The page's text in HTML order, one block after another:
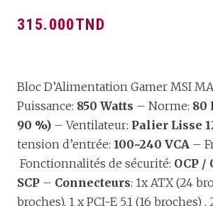
315.000TND
Bloc D’Alimentation Gamer MSI
Puissance: 850 Watts – Norme: 80
90 %) – Ventilateur: Palier Lisse
tension d’entrée: 100~240 VCA –
Fonctionnalités de sécurité: OCP /
SCP – Connecteurs: 1x ATX (24
broches), 1 x PCI-E 5.1 (16 broches) ,